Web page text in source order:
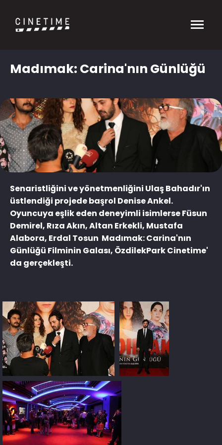
Madımak: Carina'nın Günlüğü
Senaristliğini ve yönetmenliğini Ulaş Bahadır'ın
üstlendiği projede başrol Denise Ankel.
Oyuncuya eşlik eden deneyimli isimlerse Füsun
Demirel, Rıza Akın, Altan Erkekli, Mustafa
Alabora, Erdal Tosun Madımak: Carina'nın
Günlüğü Filminin Galası, ÖzdilekPark Cinetime'
da gerçekleşti.